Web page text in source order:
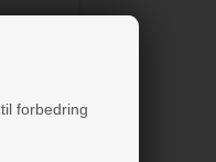
forbedring